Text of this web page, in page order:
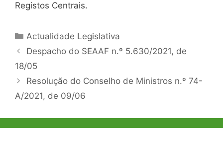
Registos Centrais.
Categorias
Actualidade Legislativa
Navegação
de
Despacho do SEAAF n.º 5.630/2021, de
18/05
Resolução do Conselho de Ministros n.º 74-
A/2021, de 09/06